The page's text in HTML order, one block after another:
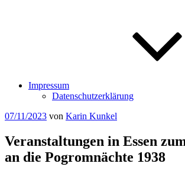
Impressum
Datenschutzerklärung
Veröffentlicht
07/11/2023 von Karin Kunkel
Veranstaltungen in Essen
an die Pogromnächte 1938